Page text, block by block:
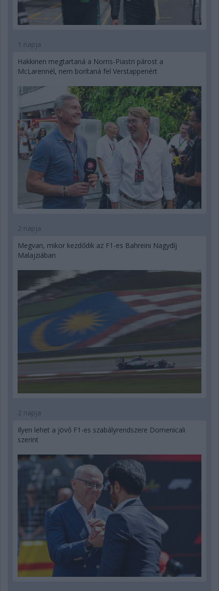
1 napja
Hakkinen megtartaná a Norris-Piastri párost a
McLarennél, nem borítaná fel Verstappenért
2 napja
Megvan, mikor kezdődik az F1-es Bahreini Nagydíj
Malajziában
2 napja
Ilyen lehet a jövő F1-es szabályrendszere Domenicali
szerint